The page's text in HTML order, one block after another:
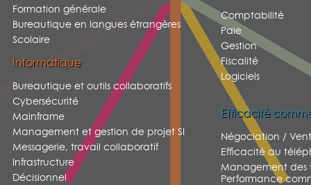
Formation générale
Bureautique en langues étrangères
Scolaire
Informatique
Bureautique et outils collaboratifs
Cybersécurité
Mainframe
Management et gestion de projet SI
Messagerie, travail collaboratif
Infrastructure
Décisionnel
Comptabilité
Paie
Gestion
Fiscalité
Logiciels
Efficacité
Négociation /
Efficacité au
Management des
Performance